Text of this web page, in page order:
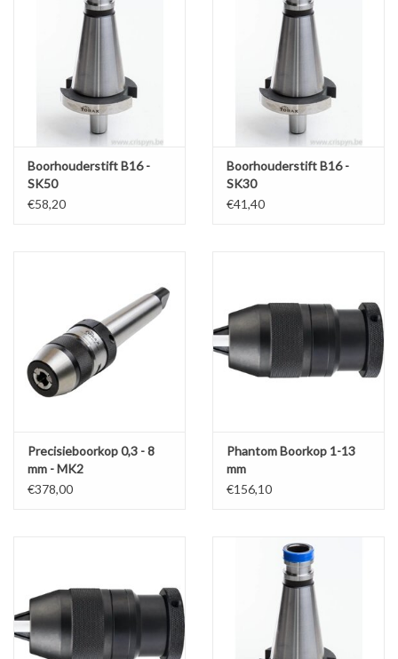
Boorhouderstift B16 -
SK50
€58,20
Boorhouderstift B16 -
SK30
€41,40
Precisieboorkop 0,3 - 8
mm - MK2
€378,00
Phantom Boorkop 1-13
mm
€156,10